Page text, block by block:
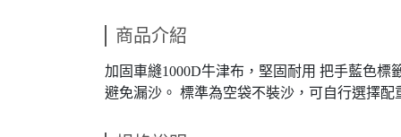
商品介紹
加固車縫1000D牛津布，堅固耐用 把手藍色
避免漏沙。 標準為空袋不裝沙，可自行選擇